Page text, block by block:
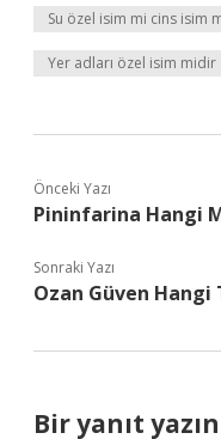
Su özel isim mi cins isim
Yer adları özel isim midir
Önceki Yazı
Pininfarina Hangi
Sonraki Yazı
Ozan Güven Hangi
Bir yanıt yazın